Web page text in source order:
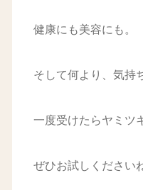
健康にも美容にも。
そして何より、気持
一度受けたらヤミツ
ぜひお試しください